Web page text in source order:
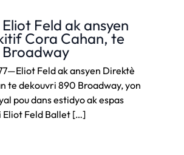
Feld ak ansyen
Cora Cahan, te
Feld ak ansyen Direktè
te dekouvri 890 Broadway, yon
pou dans estidyo ak espas
Eliot Feld Ballet […]